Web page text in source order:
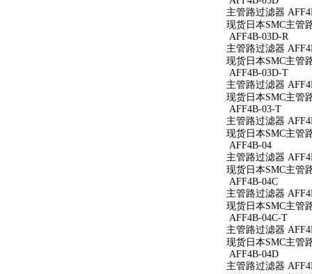
主管路过滤器
现货日本SMC主管
AFF4B-03D-R
主管路过滤器
现货日本SMC主管
AFF4B-03D-T
主管路过滤器
现货日本SMC主管
AFF4B-03-T
主管路过滤器
现货日本SMC主管
AFF4B-04
主管路过滤器
现货日本SMC主管
AFF4B-04C
主管路过滤器
现货日本SMC主管
AFF4B-04C-T
主管路过滤器
现货日本SMC主管
AFF4B-04D
主管路过滤器